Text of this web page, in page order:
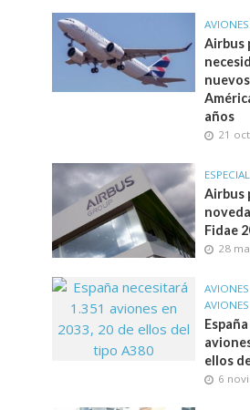
Airbus
años
21
Airbus
Fidae
28
AVIONES
ellos
6